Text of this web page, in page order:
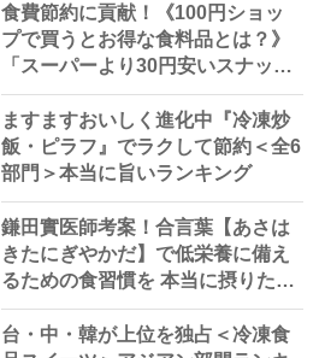
法
食費節約に貢献！《100円ショッ
プで買うとお得な食料品とは？》
「スーパーより30円安いスナック
菓子も」【節約アドバイザー指
南】
ますますおいしく進化中『冷凍炒
飯・ピラフ』でラクして節約＜全6
部門＞本当に旨いランキング
鎌田實医師考案！合言葉【あさは
きたにぎやかだ】で低栄養に備え
るための食習慣を 本当に摂りたい
食品を紹介
台・中・韓が上位を独占＜冷凍食